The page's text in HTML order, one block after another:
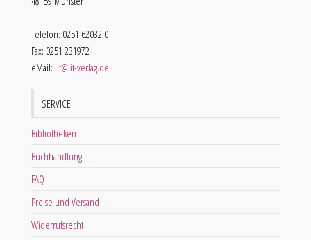
Telefon: 0251 62032 0
Fax: 0251 231972
eMail: lit@lit-verlag.de
SERVICE
Bibliotheken
Buchhandlung
FAQ
Preise und Versand
Widerrufsrecht